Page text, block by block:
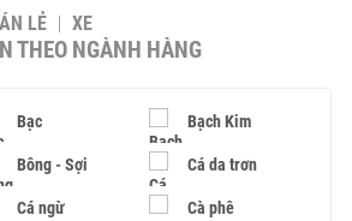
LẺ XE
THEO NGÀNH HÀNG
Bạc Bạch Kim
Bông - Sợi Cá da trơn
Cá ngừ Cà phê